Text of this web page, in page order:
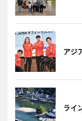
アジ
ライ